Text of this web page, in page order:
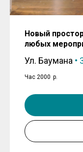
Новый
любых
Ул. Баумана •
Час 2000 р.